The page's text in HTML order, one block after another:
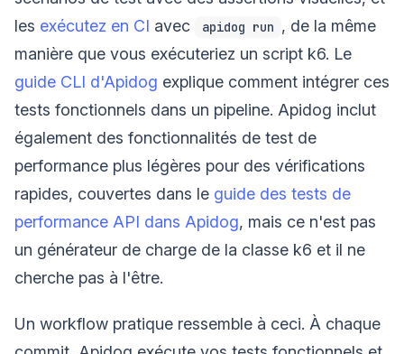
les exécutez en CI avec apidog run , de la même
manière que vous exécuteriez un script k6. Le
guide CLI d'Apidog explique comment intégrer ces
tests fonctionnels dans un pipeline. Apidog inclut
également des fonctionnalités de test de
performance plus légères pour des vérifications
rapides, couvertes dans le guide des tests de
performance API dans Apidog, mais ce n'est pas
un générateur de charge de la classe k6 et il ne
cherche pas à l'être.
Un workflow pratique ressemble à ceci. À chaque